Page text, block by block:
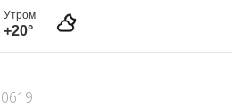
Утром
+20°